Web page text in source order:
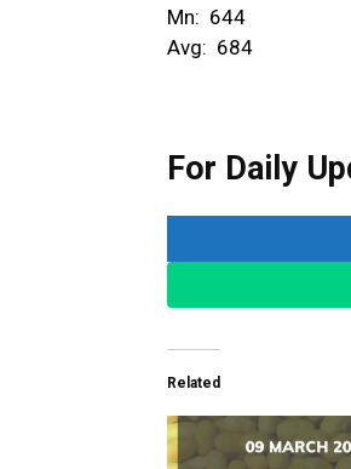
Mn: ₹ 644
Avg: ₹ 684
For Daily
Related